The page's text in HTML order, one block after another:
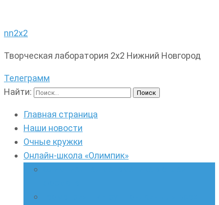
nn2x2
Творческая лаборатория 2х2 Нижний Новгород
Телеграмм
Найти:
Главная страница
Наши новости
Очные кружки
Онлайн-школа «Олимпик»